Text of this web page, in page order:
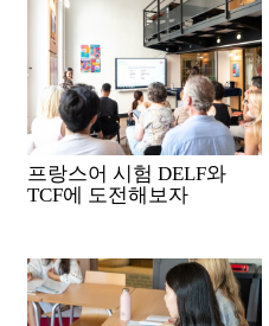
프랑스어 시험 DELF와
TCF에 도전해보자